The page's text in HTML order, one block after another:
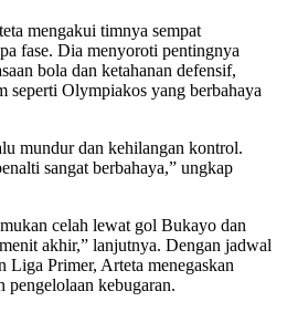
mengakui timnya sempat
fase. Dia menyoroti pentingnya
bola dan ketahanan defensif,
seperti Olympiakos yang berbahaya
mundur dan kehilangan kontrol.
sangat berbahaya,” ungkap
celah lewat gol Bukayo dan
akhir,” lanjutnya. Dengan jadwal
Liga Primer, Arteta menegaskan
pengelolaan kebugaran.